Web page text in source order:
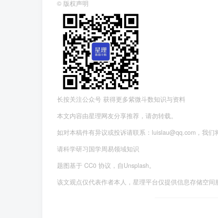
© 版权声明
长按关注公众号 获得更多紫微斗数知识与资料
本文内容由星理网友分享推荐，请勿转载。
如对本稿件有异议或投诉请联系：luislau@qq.com，我们
请科学研习国学周易领域知识
题图基于 CC0 协议，自Unsplash。
该文观点仅代表作者本人，星理平台仅提供信息存储空间